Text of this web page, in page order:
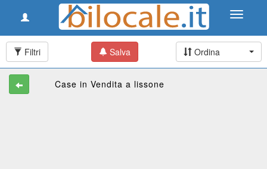
Toggle
Toggle
Case in Vendita a lissone
Filtri Salva Ordina